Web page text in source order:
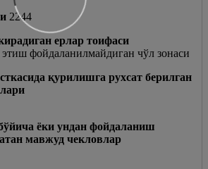
2244
ерлар тоифаси
фойдаланилмайдиган чўл зонаси
қурилишга рухсат берилган
ёки ундан фойдаланиш
мавжуд чекловлар